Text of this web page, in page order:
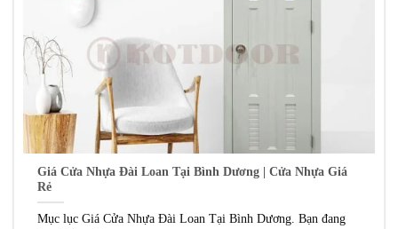
Giá Cửa Nhựa Đài Loan Tại Bình Dương | Cửa Nhựa Giá
Rẻ
Mục lục Giá Cửa Nhựa Đài Loan Tại Bình Dương. Bạn đang